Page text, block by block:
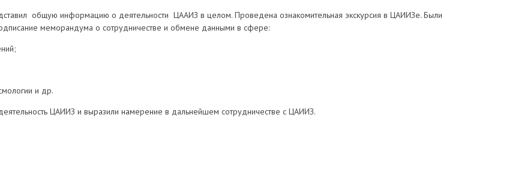
общую информацию о деятельности ЦААИЗ в целом. Проведена ознакомительная экскурсия в ЦАИИЗе. Были
меморандума о сотрудничестве и обмене данными в сфере:
и др.
ЦАИИЗ и выразили намерение в дальнейшем сотрудничестве с ЦАИИЗ.